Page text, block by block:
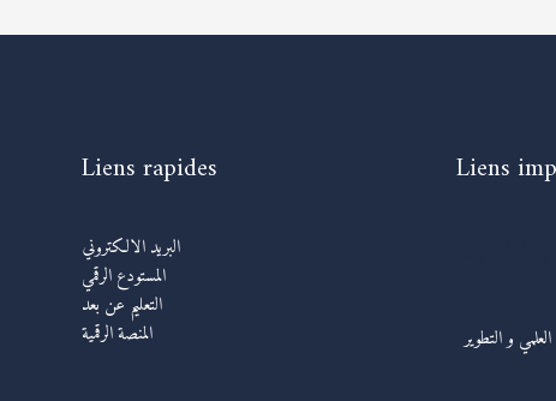
Liens rapides
البريد الالكتروني
المستودع الرقمي
التعليم عن بعد
المنصة الرقمية
Liens
و التطوير